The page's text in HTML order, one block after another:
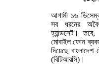
আগামী ১৬
সব ধরনের
হ্যান্ডসেট।
মোবাইল ফোন
দিয়েছে বাংলাদেশ
(বিটিআরসি)।